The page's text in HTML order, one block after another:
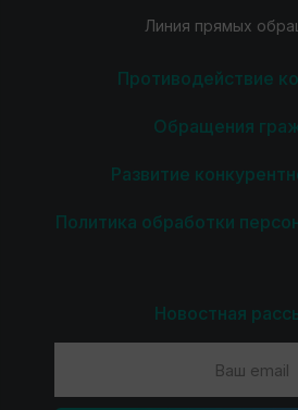
Линия прямых
Противодействие
Обращения
Развитие
Политика обработки
Новостная